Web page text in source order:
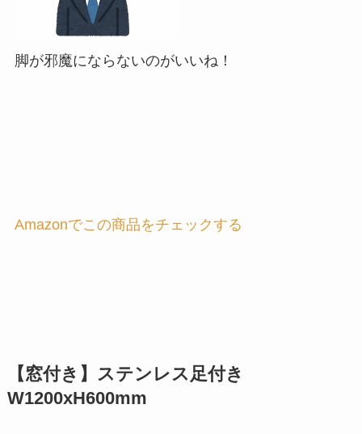
脚が邪魔にならないのがいいね！
Amazonでこの商品をチェックする
【窓付き】ステンレス足付き
W1200xH600mm